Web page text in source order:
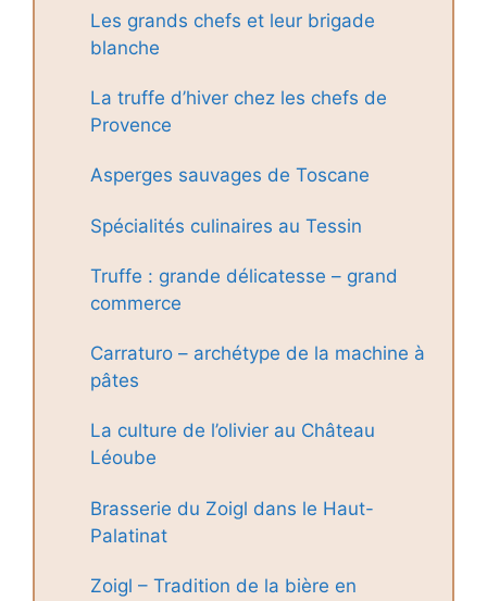
Les grands chefs et leur brigade
blanche
La truffe d’hiver chez les chefs de
Provence
Asperges sauvages de Toscane
Spécialités culinaires au Tessin
Truffe : grande délicatesse – grand
commerce
Carraturo – archétype de la machine à
pâtes
La culture de l’olivier au Château
Léoube
Brasserie du Zoigl dans le Haut-
Palatinat
Zoigl – Tradition de la bière en